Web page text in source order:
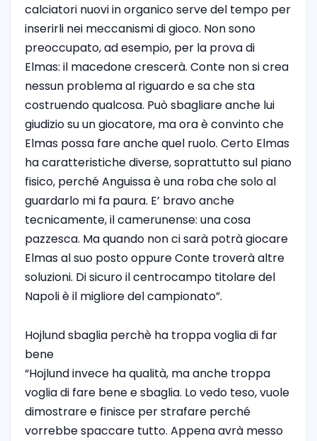
calciatori nuovi in organico serve del tempo per
inserirli nei meccanismi di gioco. Non sono
preoccupato, ad esempio, per la prova di
Elmas: il macedone crescerà. Conte non si crea
nessun problema al riguardo e sa che sta
costruendo qualcosa. Può sbagliare anche lui
giudizio su un giocatore, ma ora è convinto che
Elmas possa fare anche quel ruolo. Certo Elmas
ha caratteristiche diverse, soprattutto sul piano
fisico, perché Anguissa è una roba che solo al
guardarlo mi fa paura. E’ bravo anche
tecnicamente, il camerunense: una cosa
pazzesca. Ma quando non ci sarà potrà giocare
Elmas al suo posto oppure Conte troverà altre
soluzioni. Di sicuro il centrocampo titolare del
Napoli è il migliore del campionato”.
Hojlund sbaglia perchè ha troppa voglia di far
bene
“Hojlund invece ha qualità, ma anche troppa
voglia di fare bene e sbaglia. Lo vedo teso, vuole
dimostrare e finisce per strafare perché
vorrebbe spaccare tutto. Appena avrà messo